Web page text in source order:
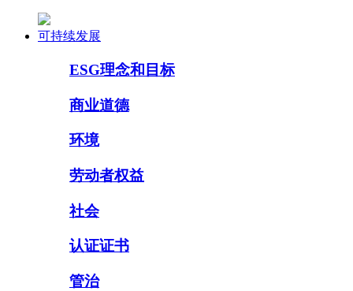
可持续发展
ESG理念和目标
商业道德
环境
劳动者权益
社会
认证证书
管治